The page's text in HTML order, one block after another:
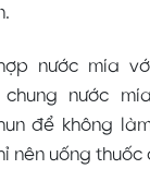
nước mía
chung nước
để không
nên uống thuốc